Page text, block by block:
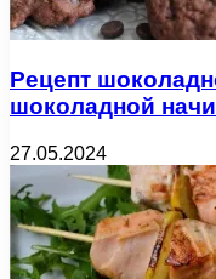
Рецепт
шоколадной
27.05.2024